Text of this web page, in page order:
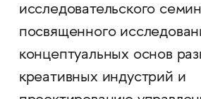
исследовательского
посвященного
концептуальных основ
креативных индустрий и